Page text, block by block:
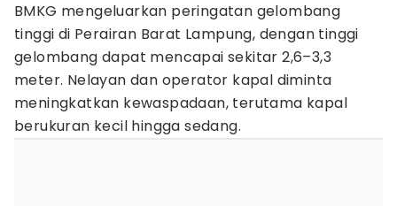
BMKG mengeluarkan peringatan gelombang
tinggi di Perairan Barat Lampung, dengan tinggi
gelombang dapat mencapai sekitar 2,6–3,3
meter. Nelayan dan operator kapal diminta
meningkatkan kewaspadaan, terutama kapal
berukuran kecil hingga sedang.